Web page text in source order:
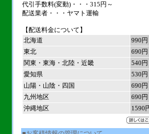
代引手数料(変動)・・・315円～
配送業者・・・ヤマト運輸
【配送料金について】
北海道
990円
東北
690円
関東・東海・北陸・近畿
540円
愛知県
530円
山陽・山陰・四国
690円
九州地区
690円
沖縄地区
1590